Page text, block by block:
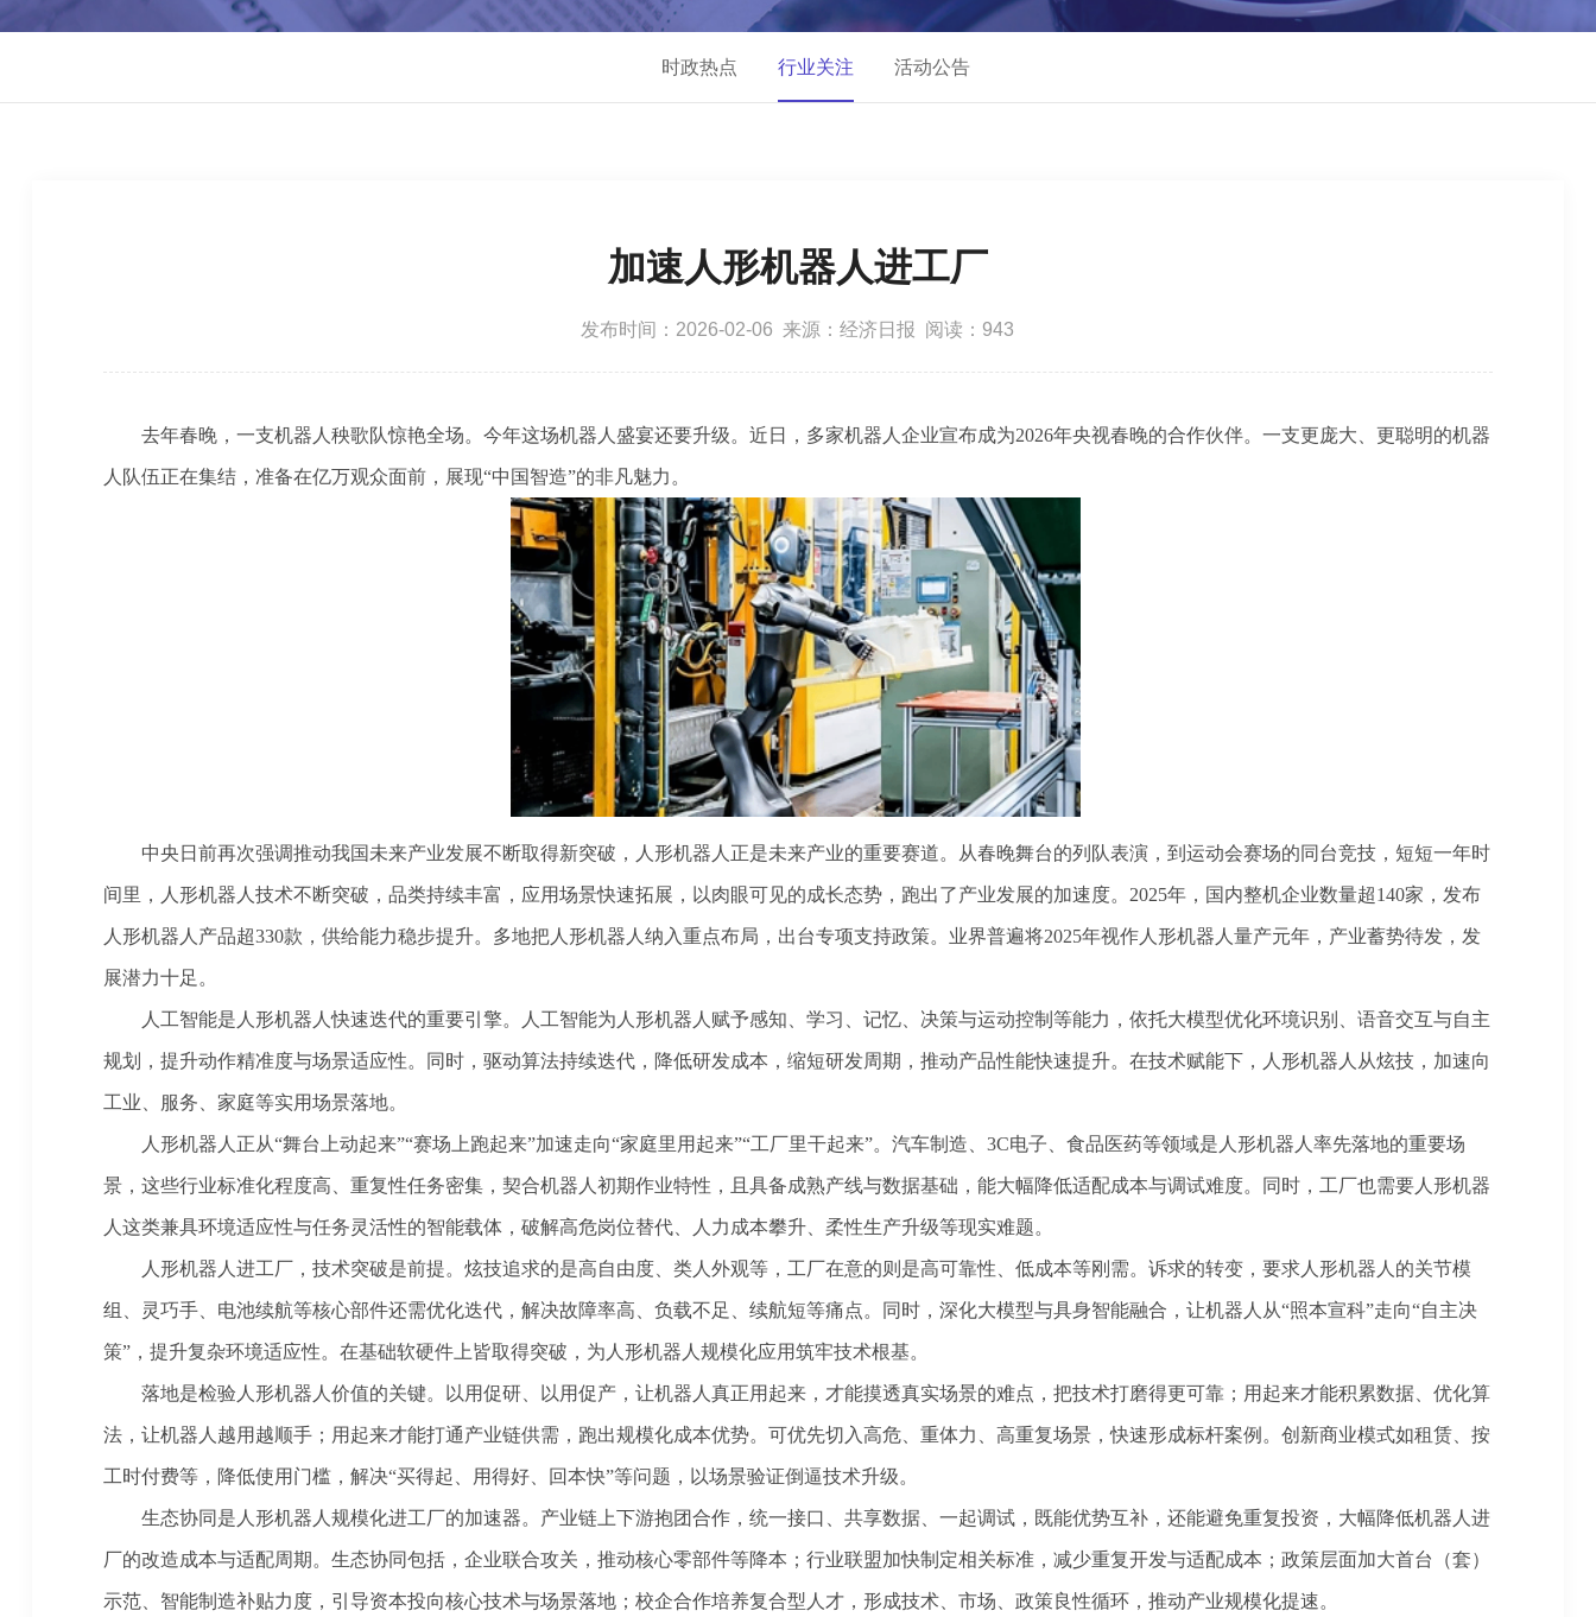
时政热点 行业关注 活动公告
加速人形机器人进工厂
发布时间：2026-02-06 来源：经济日报 阅读：943
去年春晚，一支机器人秧歌队惊艳全场。今年这场机器人盛宴还要升级。近日，多家机器人企业宣布成为2026年央视春晚的合作伙伴。一支更庞大、更聪明的机器
人队伍正在集结，准备在亿万观众面前，展现“中国智造”的非凡魅力。
中央日前再次强调推动我国未来产业发展不断取得新突破，人形机器人正是未来产业的重要赛道。从春晚舞台的列队表演，到运动会赛场的同台竞技，短短一年时
间里，人形机器人技术不断突破，品类持续丰富，应用场景快速拓展，以肉眼可见的成长态势，跑出了产业发展的加速度。2025年，国内整机企业数量超140家，发布
人形机器人产品超330款，供给能力稳步提升。多地把人形机器人纳入重点布局，出台专项支持政策。业界普遍将2025年视作人形机器人量产元年，产业蓄势待发，发
展潜力十足。
人工智能是人形机器人快速迭代的重要引擎。人工智能为人形机器人赋予感知、学习、记忆、决策与运动控制等能力，依托大模型优化环境识别、语音交互与自主
规划，提升动作精准度与场景适应性。同时，驱动算法持续迭代，降低研发成本，缩短研发周期，推动产品性能快速提升。在技术赋能下，人形机器人从炫技，加速向
工业、服务、家庭等实用场景落地。
人形机器人正从“舞台上动起来”“赛场上跑起来”加速走向“家庭里用起来”“工厂里干起来”。汽车制造、3C电子、食品医药等领域是人形机器人率先落地的重要场
景，这些行业标准化程度高、重复性任务密集，契合机器人初期作业特性，且具备成熟产线与数据基础，能大幅降低适配成本与调试难度。同时，工厂也需要人形机器
人这类兼具环境适应性与任务灵活性的智能载体，破解高危岗位替代、人力成本攀升、柔性生产升级等现实难题。
人形机器人进工厂，技术突破是前提。炫技追求的是高自由度、类人外观等，工厂在意的则是高可靠性、低成本等刚需。诉求的转变，要求人形机器人的关节模
组、灵巧手、电池续航等核心部件还需优化迭代，解决故障率高、负载不足、续航短等痛点。同时，深化大模型与具身智能融合，让机器人从“照本宣科”走向“自主决
策”，提升复杂环境适应性。在基础软硬件上皆取得突破，为人形机器人规模化应用筑牢技术根基。
落地是检验人形机器人价值的关键。以用促研、以用促产，让机器人真正用起来，才能摸透真实场景的难点，把技术打磨得更可靠；用起来才能积累数据、优化算
法，让机器人越用越顺手；用起来才能打通产业链供需，跑出规模化成本优势。可优先切入高危、重体力、高重复场景，快速形成标杆案例。创新商业模式如租赁、按
工时付费等，降低使用门槛，解决“买得起、用得好、回本快”等问题，以场景验证倒逼技术升级。
生态协同是人形机器人规模化进工厂的加速器。产业链上下游抱团合作，统一接口、共享数据、一起调试，既能优势互补，还能避免重复投资，大幅降低机器人进
厂的改造成本与适配周期。生态协同包括，企业联合攻关，推动核心零部件等降本；行业联盟加快制定相关标准，减少重复开发与适配成本；政策层面加大首台（套）
示范、智能制造补贴力度，引导资本投向核心技术与场景落地；校企合作培养复合型人才，形成技术、市场、政策良性循环，推动产业规模化提速。